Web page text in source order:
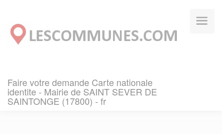
Faire votre demande Carte nationale
identite - Mairie de SAINT SEVER DE
SAINTONGE (17800) - fr